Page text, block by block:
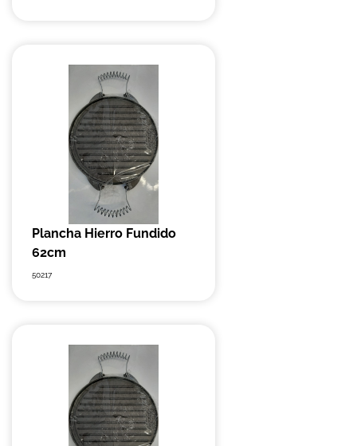
Plancha Hierro Fundido
62cm
50217